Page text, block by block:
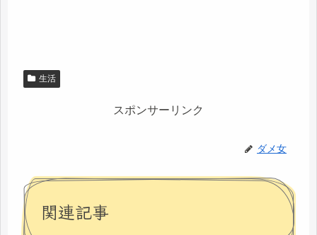
生活
スポンサーリンク
ダメ女
関連記事